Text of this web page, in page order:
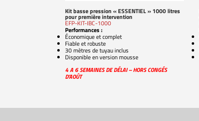
Kit basse pression « ESSENTIEL » 1000 litres
pour première intervention
EFP-KIT-IBC-1000
Performances :
Économique et complet
Fiable et robuste
30 mètres de tuyau inclus
Disponible en version mousse
4 A 6 SEMAINES DE DÉLAI – HORS CONGÉS
D’AOÛT